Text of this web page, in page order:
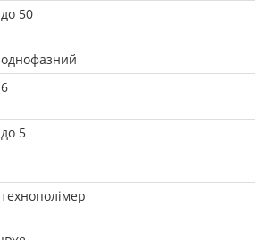
до 50
однофазний
6
до 5
технополімер